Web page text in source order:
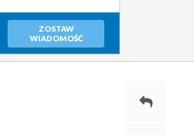
ZOSTAW
WIADOMOŚĆ